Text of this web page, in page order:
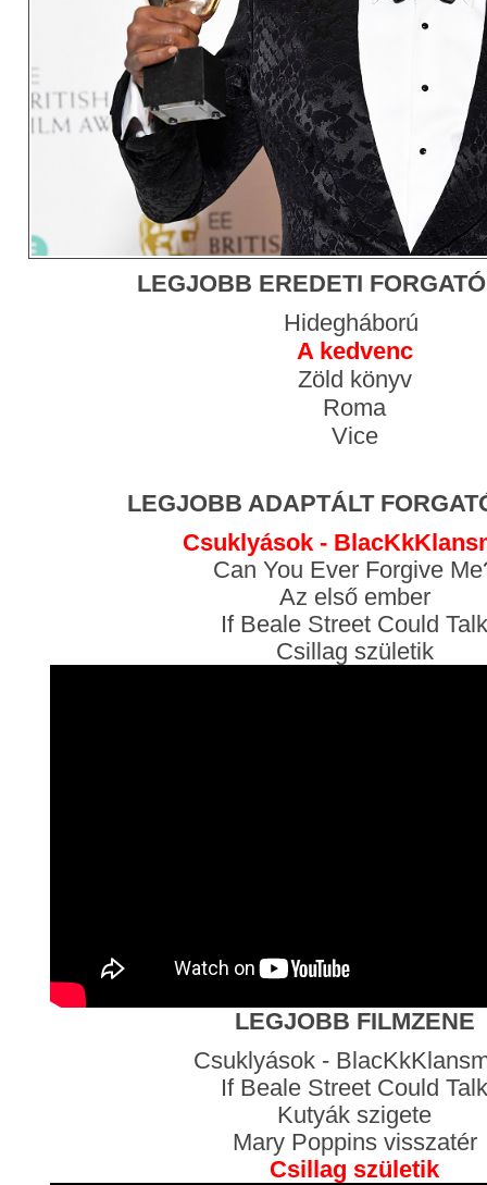
LEGJOBB EREDETI
Hidegháború
A kedvenc
Zöld könyv
Roma
Vice
LEGJOBB ADAPTÁLT
Csuklyások -
Can You Ever Forgive
Az első ember
If Beale Street Could Talk
Csillag születik
LEGJOBB FILMZENE
Csuklyások -
If Beale Street Could Talk
Kutyák szigete
Mary Poppins visszatér
Csillag születik